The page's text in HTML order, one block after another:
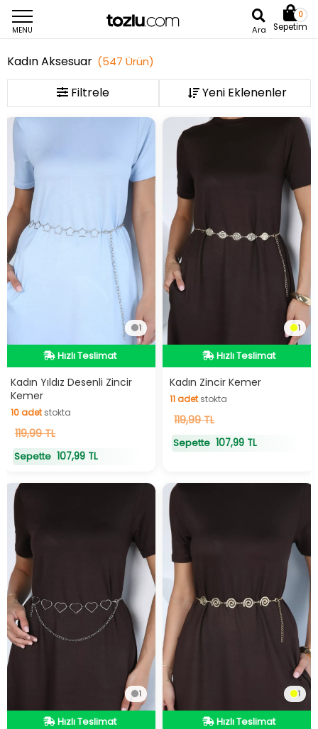
MENU Ara
0
Sepetim
Kadın Aksesuar (547 Ürün)
Filtrele
1
Hızlı Teslimat
Hızlı Teslimat
Kadın Yıldız Desenli Zincir
Kemer
10adetstokta
10adetstokta
119,99 TL
Sepette 107,99 TL
1
Hızlı Teslimat
Hızlı Teslimat
Kadın Zincir Kemer
11adetstokta
11adetstokta
119,99 TL
Sepette 107,99 TL
1
Hızlı Teslimat
1
Hızlı Teslimat